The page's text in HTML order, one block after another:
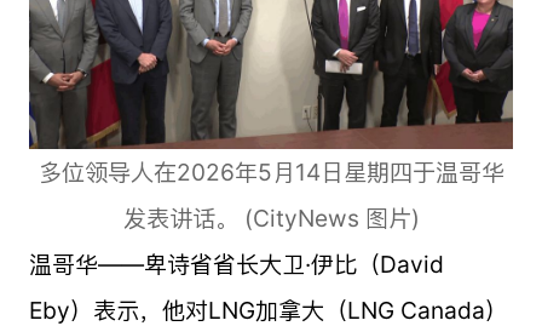
多位领导人在2026年5月14日星期四于温哥华
发表讲话。 (CityNews 图片)
温哥华——卑诗省省长大卫·伊比（David
Eby）表示，他对LNG加拿大（LNG Canada）